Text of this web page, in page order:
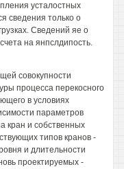
усталостных
сведения только о
Сведений яе о
на янпслдипость.
совокупности
процесса перекосного
в условиях
параметров
кран и собственных
типов кранов -
и длительности
проектируемых -